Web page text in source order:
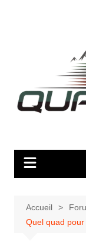
Accueil
Quel quad